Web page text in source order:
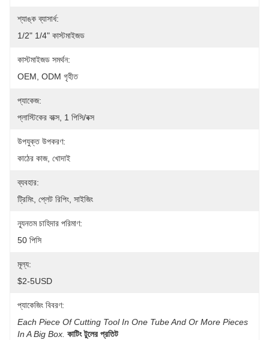
শ্যাঙ্ক ব্যাসার্ধ:
1/2" 1/4" কাস্টমাইজড
কাস্টমাইজড সমর্থন:
OEM, ODM গৃহীত
প্যাকেজ:
প্লাস্টিকের বাক্স, 1 পিসি/বক্স
উপযুক্ত উপকরণ:
কাঠের কাজ, খোদাই
ব্যবহার:
ট্রিমিং, প্লেট রিপিং, সাইজিং
ন্যূনতম চাহিদার পরিমাণ:
50 পিসি
মূল্য:
$2-5USD
প্যাকেজিং বিবরণ:
Each Piece Of Cutting Tool In One Tube And Or More Pieces
In A Big Box. কাটিং টুলের প্রতিট